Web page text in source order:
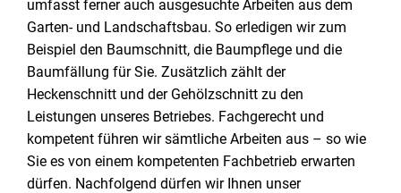
umfasst ferner auch ausgesuchte Arbeiten aus dem
Garten- und Landschaftsbau. So erledigen wir zum
Beispiel den Baumschnitt, die Baumpflege und die
Baumfällung für Sie. Zusätzlich zählt der
Heckenschnitt und der Gehölzschnitt zu den
Leistungen unseres Betriebes. Fachgerecht und
kompetent führen wir sämtliche Arbeiten aus – so wie
Sie es von einem kompetenten Fachbetrieb erwarten
dürfen. Nachfolgend dürfen wir Ihnen unser